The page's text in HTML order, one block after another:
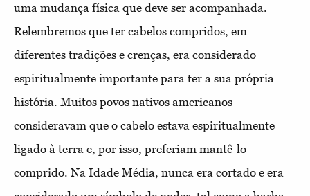
uma mudança física que deve ser acompanhada.
Relembremos que ter cabelos compridos, em
diferentes tradições e crenças, era considerado
espiritualmente importante para ter a sua própria
história. Muitos povos nativos americanos
consideravam que o cabelo estava espiritualmente
ligado à terra e, por isso, preferiam mantê-lo
comprido. Na Idade Média, nunca era cortado e era